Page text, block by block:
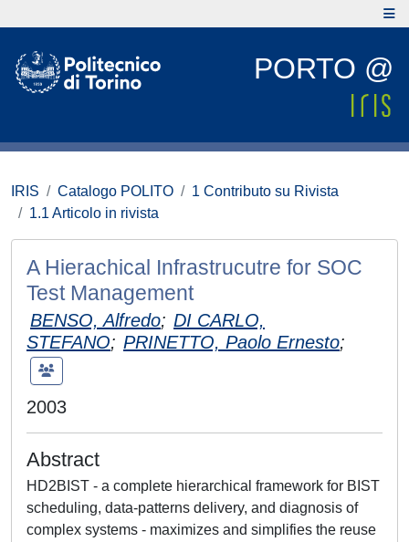
PORTO @
IRIS Catalogo POLITO
1 Contributo su Rivista
1.1 Articolo in rivista
A Hierachical Infrastrucutre for SOC
Test Management
BENSO, Alfredo; DI CARLO,
STEFANO; PRINETTO, Paolo Ernesto;
2003
Abstract
HD2BIST - a complete hierarchical framework for BIST
scheduling, data-patterns delivery, and diagnosis of
complex systems - maximizes and simplifies the reuse